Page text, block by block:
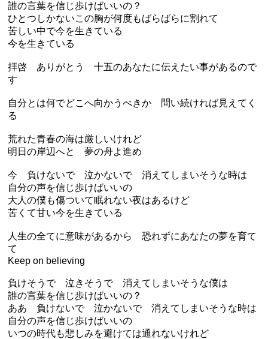
誰の言葉を信じ歩けばいいの？
ひとつしかないこの胸が何度もばらばらに割れて
苦しい中で今を生きている
今を生きている
拝啓 ありがとう 十五のあなたに伝えたい事があるので
す
自分とは何でどこへ向かうべきか 問い続ければ見えてく
る
荒れた青春の海は厳しいけれど
明日の岸辺へと 夢の舟よ進め
今 負けないで 泣かないで 消えてしまいそうな時は
自分の声を信じ歩けばいいの
大人の僕も傷ついて眠れない夜はあるけど
苦くて甘い今を生きている
人生の全てに意味があるから 恐れずにあなたの夢を育て
て
Keep on believing
負けそうで 泣きそうで 消えてしまいそうな僕は
誰の言葉を信じ歩けばいいの？
ああ 負けないで 泣かないで 消えてしまいそうな時は
自分の声を信じ歩けばいいの
いつの時代も悲しみを避けては通れないけれど